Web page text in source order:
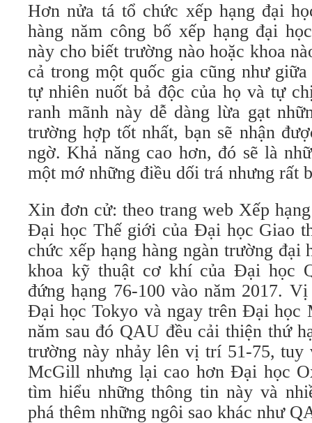
Hơn nửa tá tổ chức xếp hạng đại
hàng năm công bố xếp hạng đại
này cho biết trường nào hoặc khoa
cả trong một quốc gia cũng như
tự nhiên nuốt bả độc của họ và tự
ranh mãnh này dễ dàng lừa gạt
trường hợp tốt nhất, bạn sẽ nhận
ngờ. Khả năng cao hơn, đó sẽ là
một mớ những điều dối trá nhưng rất
Xin đơn cử: theo trang web Xếp
Đại học Thế giới của Đại học Giao
chức xếp hạng hàng ngàn trường đại
khoa kỹ thuật cơ khí của Đại học
đứng hạng 76-100 vào năm 2017.
Đại học Tokyo và ngay trên Đại học
năm sau đó QAU đều cải thiện thứ
trường này nhảy lên vị trí 51-75,
McGill nhưng lại cao hơn Đại học
tìm hiểu những thông tin này và
phá thêm những ngôi sao khác như